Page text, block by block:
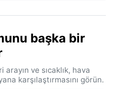
başka bir
ve sıcaklık, hava
karşılaştırmasını görün.